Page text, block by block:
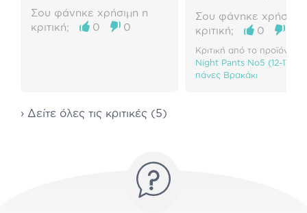
Σου φάνηκε χρήσιμη η
κριτική;
0 0
Σου φάνηκε χρήσιμη
κριτική;
0
Κριτική από το προϊόν:
Night Pants Νο5 (12-17kg)
πάνες Βρακάκι
› Δείτε όλες τις κριτικές (5)